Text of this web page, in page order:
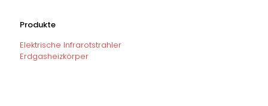
Produkte
Elektrische Infrarotstrahler
Erdgasheizkörper